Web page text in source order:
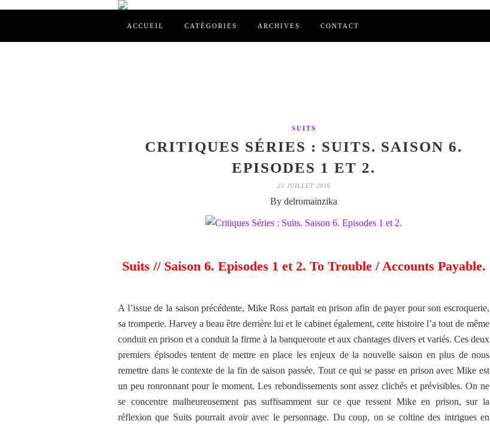
ACCUEIL CATÉGORIES ARCHIVES CONTACT
SUITS
CRITIQUES SÉRIES : SUITS. SAISON 6.
EPISODES 1 ET 2.
23 JUILLET 2016
By delromainzika
Suits // Saison 6. Episodes 1 et 2. To Trouble / Accounts Payable.
A l’issue de la saison précédente, Mike Ross partait en prison afin de payer pour son escroquerie,
sa tromperie. Harvey a beau être derrière lui et le cabinet également, cette histoire l’a tout de même
conduit en prison et a conduit la firme à la banqueroute et aux chantages divers et variés. Ces deux
premiers épisodes tentent de mettre en place les enjeux de la nouvelle saison en plus de nous
remettre dans le contexte de la fin de saison passée. Tout ce qui se passe en prison avec Mike est
un peu ronronnant pour le moment. Les rebondissements sont assez clichés et prévisibles. On ne
se concentre malheureusement pas suffisamment sur ce que ressent Mike en prison, sur la
réflexion que Suits pourrait avoir avec le personnage. Du coup, on se coltine des intrigues en